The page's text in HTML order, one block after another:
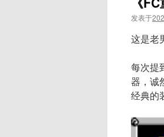
发表于
这是老
每次提
器，诚
经典的